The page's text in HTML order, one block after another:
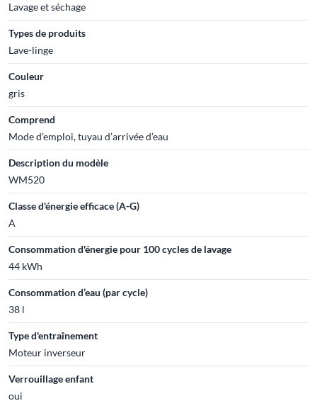
Lavage et séchage
Types de produits
Lave-linge
Couleur
gris
Comprend
Mode d’emploi, tuyau d’arrivée d’eau
Description du modèle
WM520
Classe d'énergie efficace (A-G)
A
Consommation d'énergie pour 100 cycles de lavage
44 kWh
Consommation d’eau (par cycle)
38 l
Type d'entraînement
Moteur inverseur
Verrouillage enfant
oui